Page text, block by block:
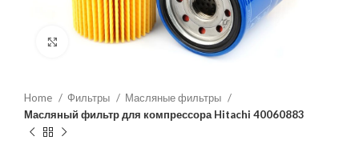
Увеличить
Home Фильтры
Масляные фильтры
Масляный фильтр для компрессора Hitachi 40060883